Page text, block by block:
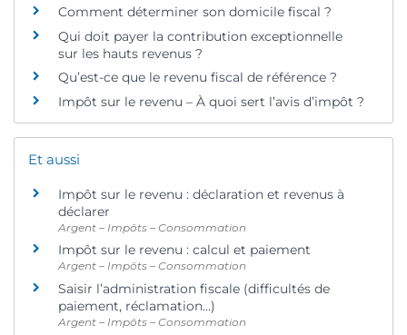
Comment déterminer son domicile fiscal ?
Qui doit payer la contribution exceptionnelle
sur les hauts revenus ?
Qu’est-ce que le revenu fiscal de référence ?
Impôt sur le revenu – À quoi sert l’avis d’impôt ?
Et aussi
Impôt sur le revenu : déclaration et revenus à
déclarer
Argent – Impôts – Consommation
Impôt sur le revenu : calcul et paiement
Argent – Impôts – Consommation
Saisir l’administration fiscale (difficultés de
paiement, réclamation…)
Argent – Impôts – Consommation